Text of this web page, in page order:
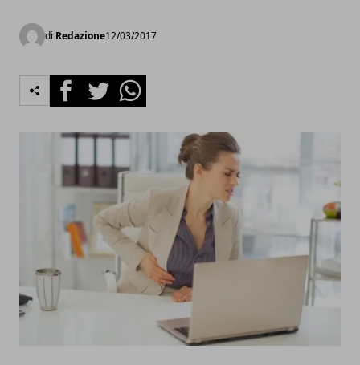
di Redazione12/03/2017
FacebookTwitterWhatsapp